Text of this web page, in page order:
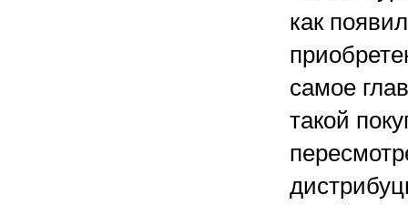
как
самое
такой